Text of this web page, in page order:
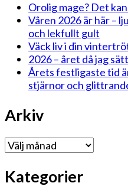
Orolig mage? Det
Våren 2026 är här –
och lekfullt gult
Väck liv i din
2026 – året då jag
Årets festligaste tid
stjärnor och
Arkiv
Arkiv
Kategorier